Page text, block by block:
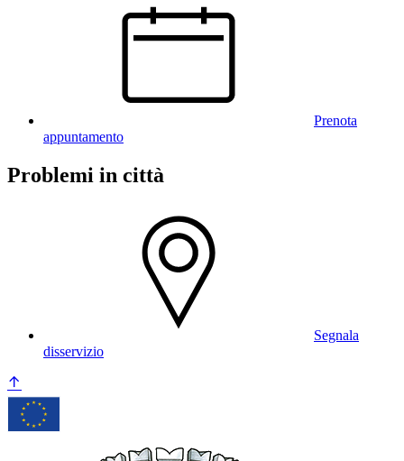
Prenota
appuntamento
Problemi in città
Segnala
disservizio